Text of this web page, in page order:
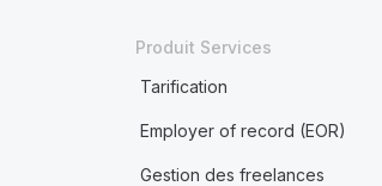
Produit Services
Tarification
Employer of record (EOR)
Gestion des freelances